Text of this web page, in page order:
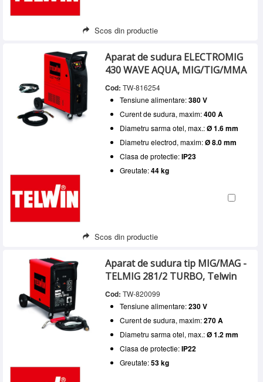
Scos din productie
Aparat de sudura ELECTROMIG
430 WAVE AQUA, MIG/TIG/MMA
Cod: TW-816254
Tensiune alimentare:380 V
Curent de sudura, maxim:400 A
Diametru sarma otel, max.:Ø 1.6 mm
Diametru electrod, maxim:Ø 8.0 mm
Clasa de protectie:IP23
Greutate:44 kg
Scos din productie
Aparat de sudura tip MIG/MAG -
TELMIG 281/2 TURBO, Telwin
Cod: TW-820099
Tensiune alimentare:230 V
Curent de sudura, maxim:270 A
Diametru sarma otel, max.:Ø 1.2 mm
Clasa de protectie:IP22
Greutate:53 kg